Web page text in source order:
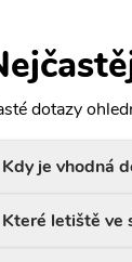
dotazy
Kdy je vhodná
Které letiště ve